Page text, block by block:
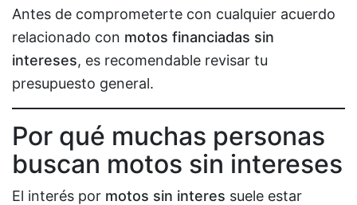
Antes de comprometerte con cualquier acuerdo
relacionado con motos financiadas sin
intereses, es recomendable revisar tu
presupuesto general.
Por qué muchas personas
buscan motos sin intereses
El interés por motos sin interes suele estar